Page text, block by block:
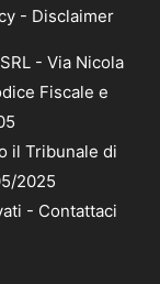
- Disclaimer
- Via Nicola
Fiscale e
il Tribunale di
2025
- Contattaci